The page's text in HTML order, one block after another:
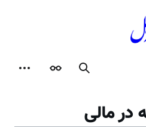
جستجوظاهر
در مالی